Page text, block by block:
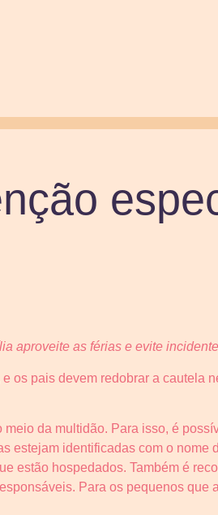
aproveite as férias e evite
os pais devem redobrar a cautela
da multidão. Para isso, é
estejam identificadas com o nome
estão hospedados. Também é
Para os pequenos que